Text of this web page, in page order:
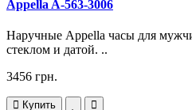
Appella A-563-3006
Наручные Appella часы для
стеклом и датой. ..
3456 грн.
Купить